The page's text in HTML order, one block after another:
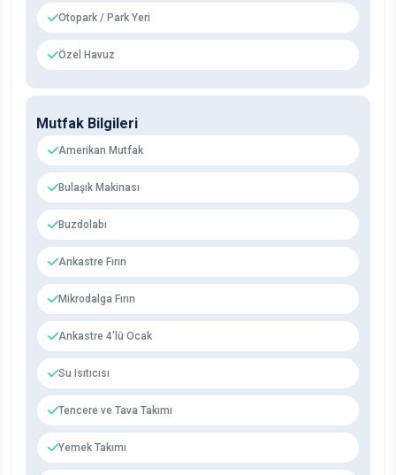
Otopark / Park Yeri
Özel Havuz
Mutfak Bilgileri
Amerikan Mutfak
Bulaşık Makinası
Buzdolabı
Ankastre Fırın
Mikrodalga Fırın
Ankastre 4'lü Ocak
Su Isıtıcısı
Tencere ve Tava Takımı
Yemek Takımı